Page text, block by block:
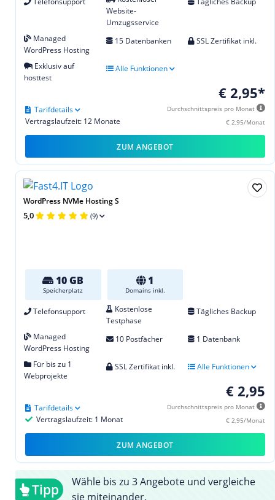
Website-
Umzugsservice
Managed
WordPress Hosting
15 Datenbanken SSL Zertifikat inkl.
Exklusiv auf
hosttest
Alle Funktionen
€ 2,95*
Durchschnittspreis pro Monat
€ 2,95/Monat
Vertragslaufzeit: 12 Monate
Tarifdetails
ZUM ANGEBOT
WordPress NVMe Hosting S
5,0 (9)
10 GB
Speicherplatz
1
Domains inkl.
Telefonsupport
Kostenlose
Testphase
Tägliches Backup
Managed
WordPress Hosting
10 Postfächer 1 Datenbank
Für bis zu 1
Webprojekte
SSL Zertifikat inkl. Alle Funktionen
€ 2,95
Durchschnittspreis pro Monat
€ 2,95/Monat
Vertragslaufzeit: 1 Monat
Tarifdetails
ZUM ANGEBOT
Tipp
Wähle bis zu 3 Angebote und vergleiche
sie miteinander.